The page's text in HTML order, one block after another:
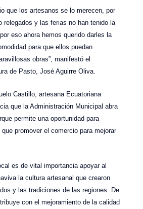
que los artesanos se lo merecen, por
relegados y las ferias no han tenido la
eso ahora hemos querido darles la
para que ellos puedan
obras”, manifestó el
de Pasto, José Aguirre Oliva.
Castillo, artesana Ecuatoriana
que la Administración Municipal abra
permite una oportunidad para
promover el comercio para mejorar
es de vital importancia apoyar al
la cultura artesanal que crearon
y las tradiciones de las regiones. De
con el mejoramiento de la calidad